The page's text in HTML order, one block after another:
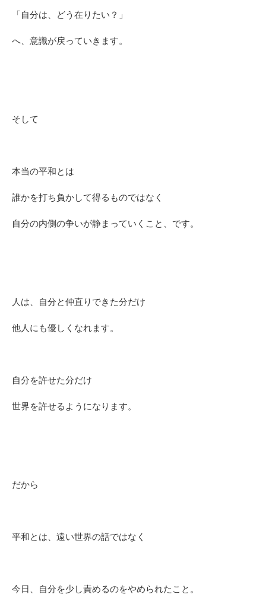
「自分は、どう在りたい？」
へ、意識が戻っていきます。
そして
本当の平和とは
誰かを打ち負かして得るものではなく
自分の内側の争いが静まっていくこと、です。
人は、自分と仲直りできた分だけ
他人にも優しくなれます。
自分を許せた分だけ
世界を許せるようになります。
だから
平和とは、遠い世界の話ではなく
今日、自分を少し責めるのをやめられたこと。